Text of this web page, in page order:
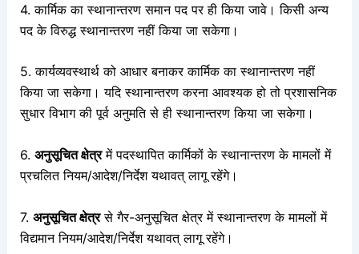
4. कार्मिक का स्थानान्तरण समान पद पर ही किया जावे। किसी अन्य
पद के विरुद्ध स्थानान्तरण नहीं किया जा सकेगा।
5. कार्यव्यवस्थार्थ को आधार बनाकर कार्मिक का स्थानान्तरण नहीं
किया जा सकेगा। यदि स्थानान्तरण करना आवश्यक हो तो प्रशासनिक
सुधार विभाग की पूर्व अनुमति से ही स्थानान्तरण किया जा सकेगा।
6. अनुसूचित क्षेत्रमें पदस्थापित कार्मिकों के स्थानान्तरण के मामलों में
प्रचलित नियम/आदेश/निर्देश यथावत् लागू रहेंगे।
7. अनुसूचित क्षेत्रसे गैर-अनुसूचित क्षेत्र में स्थानान्तरण के मामलों में
विद्यमान नियम/आदेश/निर्देश यथावत् लागू रहेंगे।